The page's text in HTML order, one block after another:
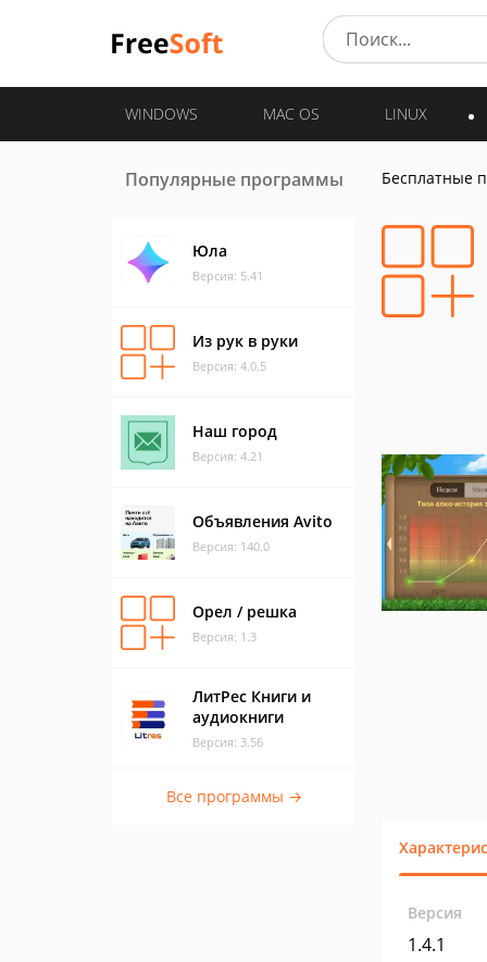
WINDOWS MAC OS LINUX
Популярные программы
Юла
Версия: 5.41
Из рук в руки
Версия: 4.0.5
Наш город
Версия: 4.21
Объявления Avito
Версия: 140.0
Орел / решка
Версия: 1.3
ЛитРес Книги и
аудиокниги
Версия: 3.56
Все программы →
Бесплатные
Версия
1.4.1